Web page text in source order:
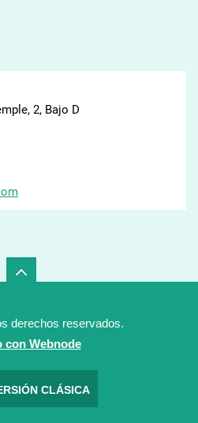
2, Bajo D
om
derechos reservados.
con Webnode
CLÁSICA